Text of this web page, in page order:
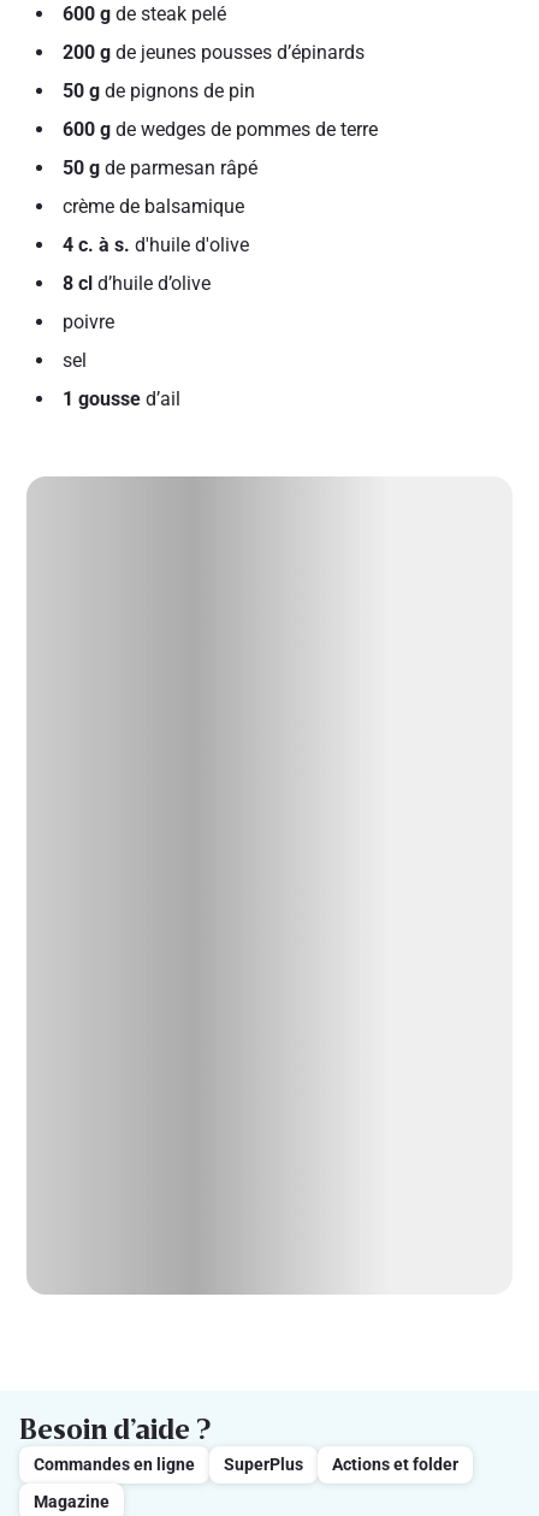
600 g de steak pelé
200 g de jeunes pousses d’épinards
50 g de pignons de pin
600 g de wedges de pommes de terre
50 g de parmesan râpé
crème de balsamique
4 c. à s. d'huile d'olive
8 cl d’huile d’olive
poivre
sel
1 gousse d’ail
Besoin d’aide ?
Commandes en ligne SuperPlus
Actions et folder
Magazine